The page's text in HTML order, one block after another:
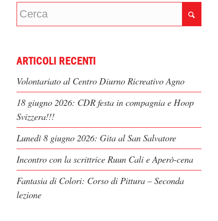
ARTICOLI RECENTI
Volontariato al Centro Diurno Ricreativo Agno
18 giugno 2026: CDR festa in compagnia e Hoop
Svizzera!!!
Lunedì 8 giugno 2026: Gita al San Salvatore
Incontro con la scrittrice Ruun Cali e Aperò-cena
Fantasia di Colori: Corso di Pittura – Seconda
lezione